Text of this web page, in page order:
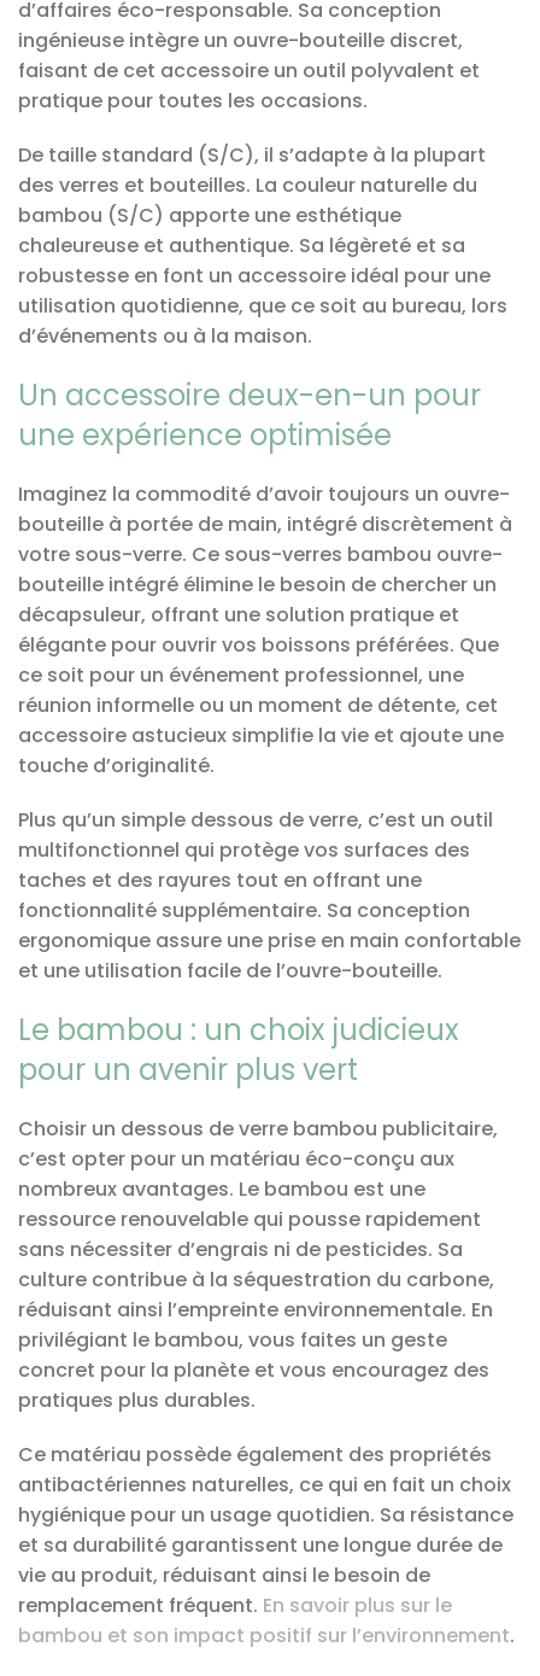
d’affaires éco-responsable. Sa conception
ingénieuse intègre un ouvre-bouteille discret,
faisant de cet accessoire un outil polyvalent et
pratique pour toutes les occasions.
De taille standard (S/C), il s’adapte à la plupart
des verres et bouteilles. La couleur naturelle du
bambou (S/C) apporte une esthétique
chaleureuse et authentique. Sa légèreté et sa
robustesse en font un accessoire idéal pour une
utilisation quotidienne, que ce soit au bureau, lors
d’événements ou à la maison.
Un accessoire deux-en-un pour
une expérience optimisée
Imaginez la commodité d’avoir toujours un ouvre-
bouteille à portée de main, intégré discrètement à
votre sous-verre. Ce sous-verres bambou ouvre-
bouteille intégré élimine le besoin de chercher un
décapsuleur, offrant une solution pratique et
élégante pour ouvrir vos boissons préférées. Que
ce soit pour un événement professionnel, une
réunion informelle ou un moment de détente, cet
accessoire astucieux simplifie la vie et ajoute une
touche d’originalité.
Plus qu’un simple dessous de verre, c’est un outil
multifonctionnel qui protège vos surfaces des
taches et des rayures tout en offrant une
fonctionnalité supplémentaire. Sa conception
ergonomique assure une prise en main confortable
et une utilisation facile de l’ouvre-bouteille.
Le bambou : un choix judicieux
pour un avenir plus vert
Choisir un dessous de verre bambou publicitaire,
c’est opter pour un matériau éco-conçu aux
nombreux avantages. Le bambou est une
ressource renouvelable qui pousse rapidement
sans nécessiter d’engrais ni de pesticides. Sa
culture contribue à la séquestration du carbone,
réduisant ainsi l’empreinte environnementale. En
privilégiant le bambou, vous faites un geste
concret pour la planète et vous encouragez des
pratiques plus durables.
Ce matériau possède également des propriétés
antibactériennes naturelles, ce qui en fait un choix
hygiénique pour un usage quotidien. Sa résistance
et sa durabilité garantissent une longue durée de
vie au produit, réduisant ainsi le besoin de
remplacement fréquent. En savoir plus sur le
bambou et son impact positif sur l’environnement.